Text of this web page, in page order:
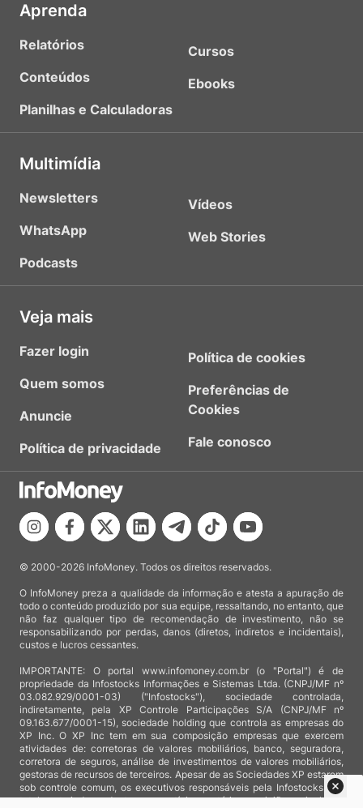
Aprenda
Relatórios
Conteúdos
Planilhas e Calculadoras
Cursos
Ebooks
Multimídia
Newsletters
WhatsApp
Podcasts
Vídeos
Web Stories
Veja mais
Fazer login
Quem somos
Anuncie
Política de privacidade
Política de cookies
Preferências de
Cookies
Fale conosco
© 2000-2026 InfoMoney. Todos os direitos reservados.
O InfoMoney preza a qualidade da informação e atesta a apuração de
todo o conteúdo produzido por sua equipe, ressaltando, no entanto, que
não faz qualquer tipo de recomendação de investimento, não se
responsabilizando por perdas, danos (diretos, indiretos e incidentais),
custos e lucros cessantes.
IMPORTANTE: O portal www.infomoney.com.br (o "Portal") é de
propriedade da Infostocks Informações e Sistemas Ltda. (CNPJ/MF nº
03.082.929/0001-03) ("Infostocks"), sociedade controlada,
indiretamente, pela XP Controle Participações S/A (CNPJ/MF nº
09.163.677/0001-15), sociedade holding que controla as empresas do
XP Inc. O XP Inc tem em sua composição empresas que exercem
atividades de: corretoras de valores mobiliários, banco, seguradora,
corretora de seguros, análise de investimentos de valores mobiliários,
gestoras de recursos de terceiros. Apesar de as Sociedades XP estarem
sob controle comum, os executivos responsáveis pela Infostocks são
totalmente independentes e as notícias, matérias e opiniões veiculadas